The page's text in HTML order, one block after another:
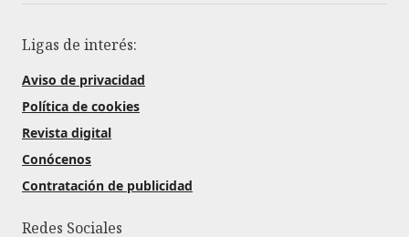
Ligas de interés:
Aviso de privacidad
Política de cookies
Revista digital
Conócenos
Contratación de publicidad
Redes Sociales